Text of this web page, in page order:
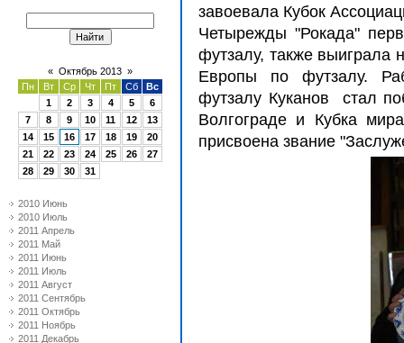
« Октябрь 2013 »
Пн
Вт Ср Чт Пт Сб
Вс
1
2 3 4 5
6
7
8 9 10 11 12
13
14
15 16 17 18 19
20
21
22 23 24 25 26
27
28
29 30 31
2010 Июнь
2010 Июль
2011 Апрель
2011 Май
2011 Июнь
2011 Июль
2011 Август
2011 Сентябрь
2011 Октябрь
2011 Ноябрь
2011 Декабрь
завоевала Кубок
Четырежды "Рокада"
футзалу, также выиграла
Европы по футзалу.
футзалу Куканов стал
Волгограде и Кубка
присвоена звание